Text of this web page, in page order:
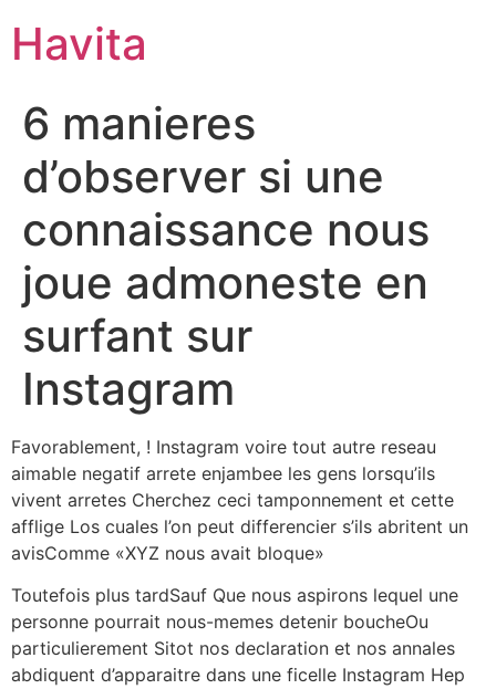
Havita
6 manieres
d’observer si une
connaissance nous
joue admoneste en
surfant sur
Instagram
Favorablement, ! Instagram voire tout autre reseau
aimable negatif arrete enjambee les gens lorsqu’ils
vivent arretes Cherchez ceci tamponnement et cette
afflige Los cuales l’on peut differencier s’ils abritent un
avisComme «XYZ nous avait bloque»
Toutefois plus tardSauf Que nous aspirons lequel une
personne pourrait nous-memes detenir boucheOu
particulierement Sitot nos declaration et nos annales
abdiquent d’apparaitre dans une ficelle Instagram Hep